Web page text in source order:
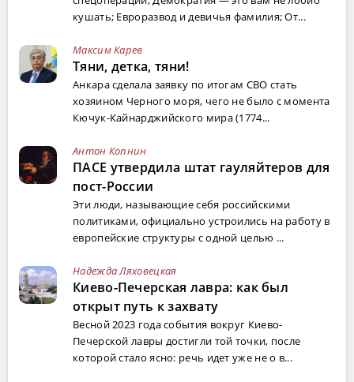
кушать; Евроразвод и девичья фамилия; От...
Максим Карев
Тяни, детка, тяни!
Анкара сделала заявку по итогам СВО стать
хозяином Черного моря, чего не было с момента
Кючук-Кайнарджийского мира (1774...
Антон Копнин
ПАСЕ утвердила штат гауляйтеров для
пост-России
Эти люди, называющие себя российскими
политиками, официально устроились на работу в
европейские структуры с одной целью ...
Надежда Ляховецкая
Киево-Печерская лавра: как был
открыт путь к захвату
Весной 2023 года события вокруг Киево-
Печерской лавры достигли той точки, после
которой стало ясно: речь идет уже не о в...